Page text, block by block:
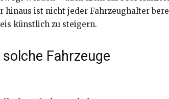
hinaus ist nicht jeder Fahrzeughalter
künstlich zu steigern.
Fahrzeuge